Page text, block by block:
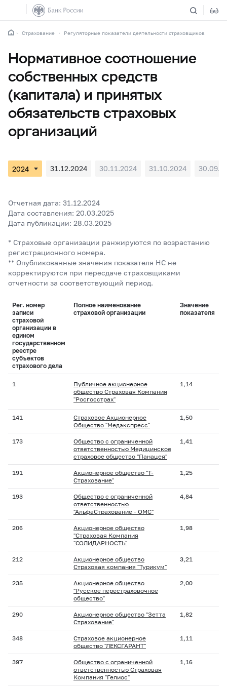
Страхование Регуляторные показатели деятельности страховщиков
Нормативное соотношение
собственных средств
(капитала) и принятых
обязательств страховых
организаций
31.12.2024 30.11.2024 31.10.2024
Отчетная дата: 31.12.2024
Дата составления: 20.03.2025
Дата публикации: 28.03.2025
* Страховые организации ранжируются по возрастанию
регистрационного номера.
** Опубликованные значения показателя НС не
корректируются при пересдаче страховщиками
отчетности за соответствующий период.
Рег. номер
записи
страховой
организации в
едином
государственном
реестре
субъектов
страхового дела
Полное наименование
страховой организации
Значение
показателя
1
Публичное акционерное
общество Страховая Компания
"Росгосстрах"
1,14
141
Страховое Акционерное
Общество "Медэкспресс"
1,50
173
Общество с ограниченной
ответственностью Медицинское
страховое общество "Панацея"
1,41
191
Акционерное общество "Т-
Страхование"
1,25
193
Общество с ограниченной
ответственностью
"АльфаСтрахование - ОМС"
4,84
206
Акционерное общество
"Страховая Компания
"СОЛИДАРНОСТЬ"
1,98
212
Акционерное общество
Страховая компания "Турикум"
3,21
235
Акционерное общество
"Русское перестраховочное
общество"
2,00
290
Акционерное общество "Зетта
Страхование"
1,82
348
Страховое акционерное
общество "ЛЕКСГАРАНТ"
1,11
397
Общество с ограниченной
ответственностью Страховая
Компания "Гелиос"
1,16